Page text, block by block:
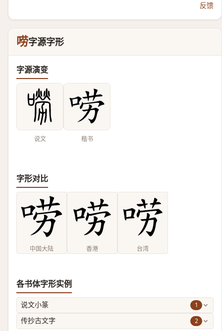
反馈
唠字源字形
字源演变
说文 楷书
字形对比
中国大陆 香港 台湾
各书体字形实例
说文小篆 1
传抄古文字 2